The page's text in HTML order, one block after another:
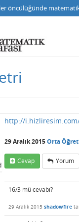
öncülüğünde
http://
29 Aralık 2015Orta
Cevap Yorum
16/3 mü cevabı?
29 Aralık 2015 shadowfire